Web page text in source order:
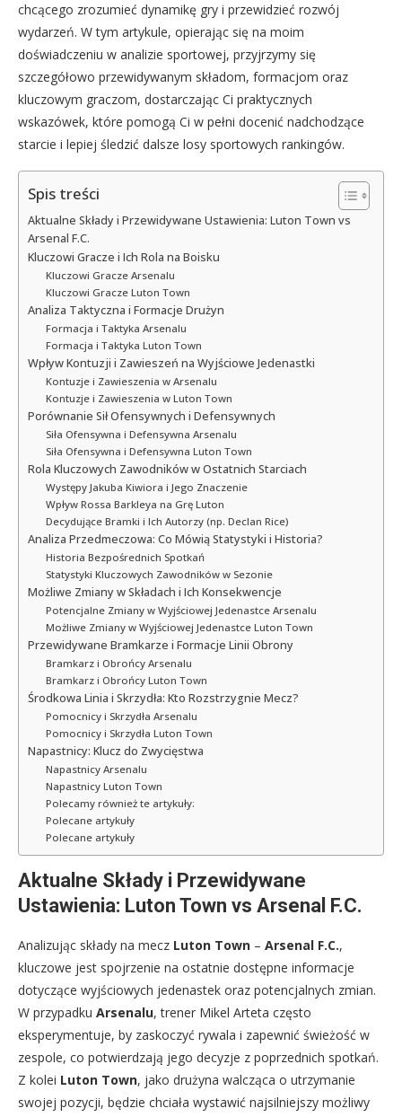
chcącego zrozumieć dynamikę gry i przewidzieć rozwój
wydarzeń. W tym artykule, opierając się na moim
doświadczeniu w analizie sportowej, przyjrzymy się
szczegółowo przewidywanym składom, formacjom oraz
kluczowym graczom, dostarczając Ci praktycznych
wskazówek, które pomogą Ci w pełni docenić nadchodzące
starcie i lepiej śledzić dalsze losy sportowych rankingów.
Spis treści
Aktualne Składy i Przewidywane Ustawienia: Luton Town vs
Arsenal F.C.
Kluczowi Gracze i Ich Rola na Boisku
Kluczowi Gracze Arsenalu
Kluczowi Gracze Luton Town
Analiza Taktyczna i Formacje Drużyn
Formacja i Taktyka Arsenalu
Formacja i Taktyka Luton Town
Wpływ Kontuzji i Zawieszeń na Wyjściowe Jedenastki
Kontuzje i Zawieszenia w Arsenalu
Kontuzje i Zawieszenia w Luton Town
Porównanie Sił Ofensywnych i Defensywnych
Siła Ofensywna i Defensywna Arsenalu
Siła Ofensywna i Defensywna Luton Town
Rola Kluczowych Zawodników w Ostatnich Starciach
Występy Jakuba Kiwiora i Jego Znaczenie
Wpływ Rossa Barkleya na Grę Luton
Decydujące Bramki i Ich Autorzy (np. Declan Rice)
Analiza Przedmeczowa: Co Mówią Statystyki i Historia?
Historia Bezpośrednich Spotkań
Statystyki Kluczowych Zawodników w Sezonie
Możliwe Zmiany w Składach i Ich Konsekwencje
Potencjalne Zmiany w Wyjściowej Jedenastce Arsenalu
Możliwe Zmiany w Wyjściowej Jedenastce Luton Town
Przewidywane Bramkarze i Formacje Linii Obrony
Bramkarz i Obrońcy Arsenalu
Bramkarz i Obrońcy Luton Town
Środkowa Linia i Skrzydła: Kto Rozstrzygnie Mecz?
Pomocnicy i Skrzydła Arsenalu
Pomocnicy i Skrzydła Luton Town
Napastnicy: Klucz do Zwycięstwa
Napastnicy Arsenalu
Napastnicy Luton Town
Polecamy również te artykuły:
Polecane artykuły
Polecane artykuły
Aktualne Składy i Przewidywane
Ustawienia: Luton Town vs Arsenal F.C.
Analizując składy na mecz Luton Town – Arsenal F.C.,
kluczowe jest spojrzenie na ostatnie dostępne informacje
dotyczące wyjściowych jedenastek oraz potencjalnych zmian.
W przypadku Arsenalu, trener Mikel Arteta często
eksperymentuje, by zaskoczyć rywala i zapewnić świeżość w
zespole, co potwierdzają jego decyzje z poprzednich spotkań.
Z kolei Luton Town, jako drużyna walcząca o utrzymanie
swojej pozycji, będzie chciała wystawić najsilniejszy możliwy